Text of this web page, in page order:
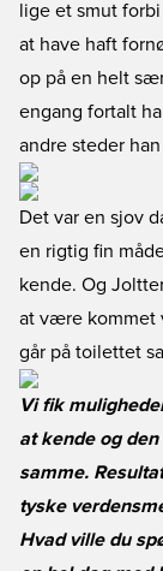
lige et smut
at have haft
op på en helt
engang fortalt
andre steder
Det var en sjov
en rigtig fin
kende. Og
at være kommet
går på toilettet
Vi fik
at kende og
samme.
tyske
Hvad ville du